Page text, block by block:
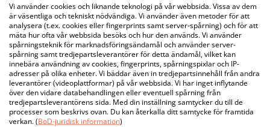
Vi använder cookies och liknande teknologi på vår webbsida. Vissa av dem
är väsentliga och tekniskt nödvändiga. Vi använder även metoder för att
analysera (t.ex. cookies eller fingerprints samt server-spårning) och för att
mäta hur ofta vår webbsida besöks och hur den används. Vi använder
spårningsteknik för marknadsföringsändamål och använder server-
spårning samt tredjepartsleverantörer för detta ändamål, vilket kan
innebära användning av cookies, fingerprints, spårningspixlar och IP-
adresser på olika enheter. Vi bäddar även in tredjepartsinnehåll från andra
leverantörer (videoplattformar) på vår webbsida. Vi har inget inflytande
över den vidare databehandlingen eller eventuell spårning från
tredjepartsleverantörens sida. Med din inställning samtycker du till de
processer som beskrivs ovan. Du kan återkalla ditt samtycke för framtida
verkan. (BoD-juridisk information)